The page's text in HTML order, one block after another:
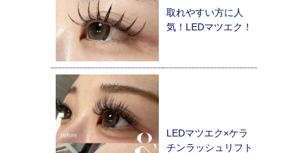
取れやすい方に人
気！LEDマツエク！
LEDマツエク×ケラ
チンラッシュリフト